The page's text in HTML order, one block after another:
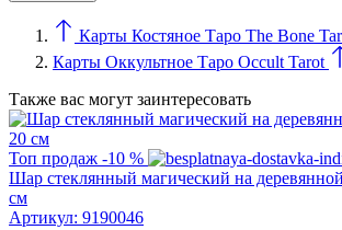
Карты Костяное Таро The Bone
Карты Оккультное Таро Occult Tarot
Также вас могут заинтересовать
Топ продаж -10 %
Шар стеклянный магический на
см
Артикул: 9190046